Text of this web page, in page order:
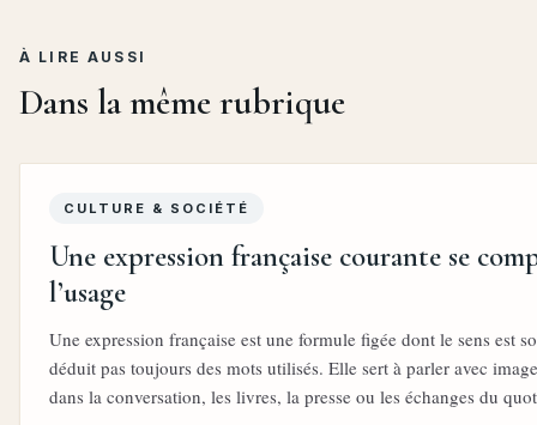
À LIRE AUSSI
Dans la même rubrique
CULTURE & SOCIÉTÉ
Une expression française courante se
l’usage
Une expression française est une formule figée dont le sens est
déduit pas toujours des mots utilisés. Elle sert à parler avec
dans la conversation, les livres, la presse ou les échanges du